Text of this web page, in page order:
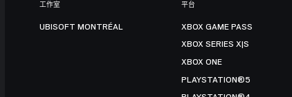
工作室
UBISOFT MONTRÉAL
平台
XBOX GAME PASS
XBOX SERIES X|S
XBOX ONE
PLAYSTATION®5